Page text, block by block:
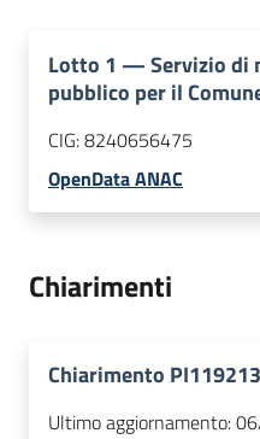
Lotto 1 —Servizio di
pubblico per il
CIG:8240656475
OpenData ANAC
Chiarimenti
Chiarimento
Ultimo aggiornamento: